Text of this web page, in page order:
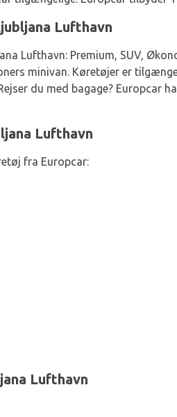
Lufthavn
Lufthavn: Premium, SUV,
minivan. Køretøjer er
du med bagage? Europcar
Lufthavn
fra Europcar:
Lufthavn